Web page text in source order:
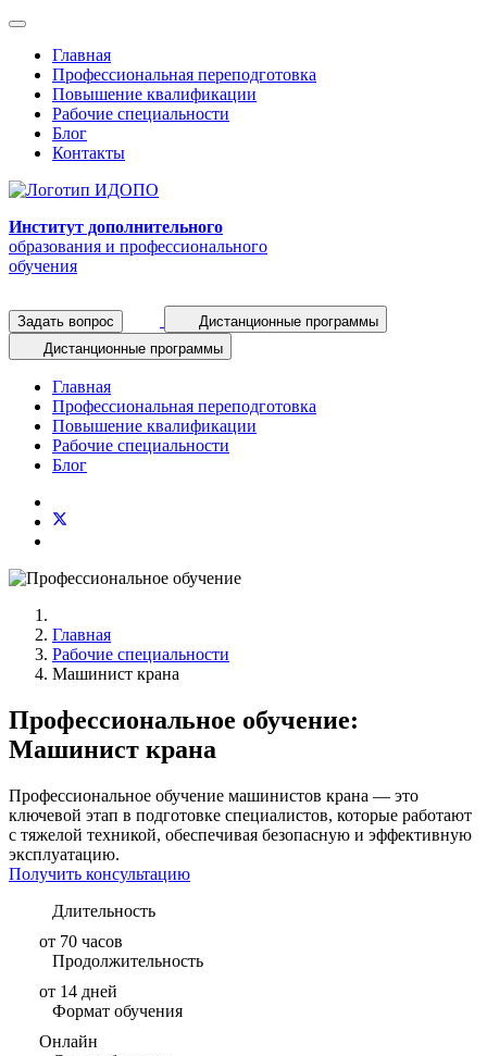
Главная
Профессиональная переподготовка
Повышение квалификации
Рабочие специальности
Блог
Контакты
Институт дополнительного
образования и профессионального
обучения
Задать вопрос
Дистанционные программы
Дистанционные программы
Главная
Профессиональная переподготовка
Повышение квалификации
Рабочие специальности
Блог
Главная
Рабочие специальности
Машинист крана
Профессиональное обучение:
Машинист крана
Профессиональное обучение машинистов крана — это
ключевой этап в подготовке специалистов, которые работают
с тяжелой техникой, обеспечивая безопасную и эффективную
эксплуатацию.
Получить консультацию
Длительность
от 70 часов
Продолжительность
от 14 дней
Формат обучения
Онлайн